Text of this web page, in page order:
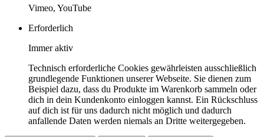
Vimeo, YouTube
Erforderlich
Immer aktiv
Technisch erforderliche Cookies gewährleisten ausschließlich
grundlegende Funktionen unserer Webseite. Sie dienen zum
Beispiel dazu, dass du Produkte im Warenkorb sammeln oder
dich in dein Kundenkonto einloggen kannst. Ein Rückschluss
auf dich ist für uns dadurch nicht möglich und dadurch
anfallende Daten werden niemals an Dritte weitergegeben.